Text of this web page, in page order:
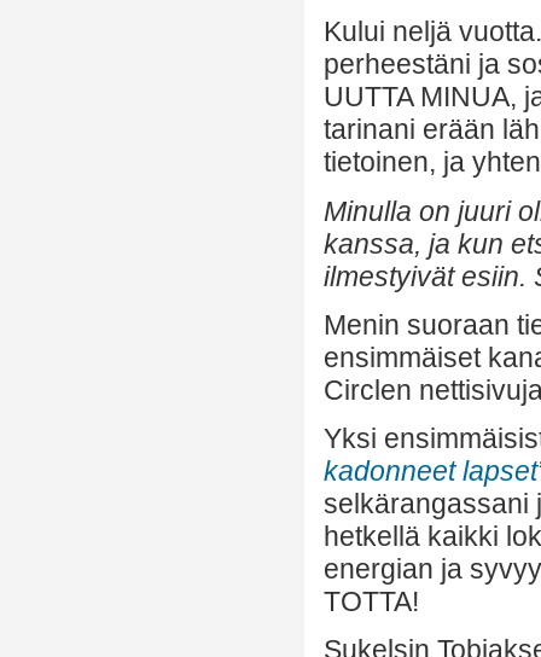
Kului neljä
perheestäni ja
UUTTA MINUA,
tarinani erään
tietoinen, ja
Minulla on juuri
kanssa, ja kun
ilmestyivät esiin.
Menin suoraan
ensimmäiset
Circlen
Yksi
kadonneet lapset
selkärangassani
hetkellä kaikki
energian ja
TOTTA!
Sukelsin